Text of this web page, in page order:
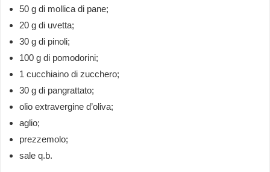
50 g di mollica di pane;
20 g di uvetta;
30 g di pinoli;
100 g di pomodorini;
1 cucchiaino di zucchero;
30 g di pangrattato;
olio extravergine d’oliva;
aglio;
prezzemolo;
sale q.b.